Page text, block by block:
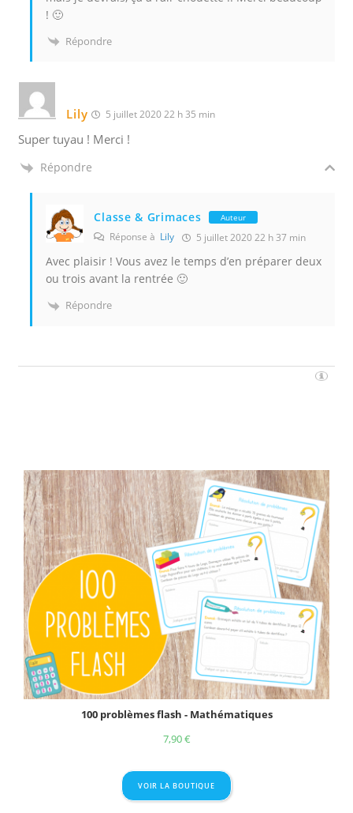
! 🙂
Répondre
Lily 5 juillet 2020 22 h 35 min
Super tuyau ! Merci !
Répondre
Classe & Grimaces Auteur
Réponse à Lily 5 juillet 2020 22 h 37 min
Avec plaisir ! Vous avez le temps d’en préparer deux
ou trois avant la rentrée 🙂
Répondre
100 problèmes flash - Mathématiques
7,90€
VOIR LA BOUTIQUE